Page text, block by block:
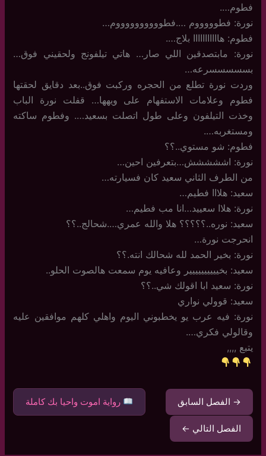
فطوم….
نورة: فطوووووم ….فطووووووووووم…
فطوم: هااااااااااا بلاج….
نورة: مابتصدقين اللي صار… هاتي تيلفونج ولحقيني فوق…
بسسسسسرعه…
وردت نورة تطلع من الحجره وركبت فوق..بعد دقايق لحقتها
فطوم وعلامات الاستفهام على ويهها… قفلت نورة الباب
وخذت التيلفون وعلى طول اتصلت بسعيد…. وفطوم ساكته
ومستغربه….
فطوم: شو مستوي..؟؟
نورة: اششششش…بتعرفين احين…
من الطرف الثاني سعيد كان فسيارته…
سعيد: هلااا فطيم…
نورة: هلاا سعييد…انا مب فطيم…
سعيد: نوره..؟؟؟؟؟ هلا والله عمري….شحالج..؟؟
انحرجت نورة…
نورة: بخير الحمد لله شحالك انته.؟؟
سعيد: بخيييييييييير وعافيه يوم سمعت هالصوت الحلو..
نورة: سعيد ابا اقولك شي..؟؟
سعيد: قوولي نواري
نورة: فيه عرب يو يخطبوني اليوم واهلي كلهم موافقين عليه
وقالولي فكري….
يتبع ,,,,
→ الفصل السابق رواية اموت واحيا بك كاملة
الفصل التالي ←